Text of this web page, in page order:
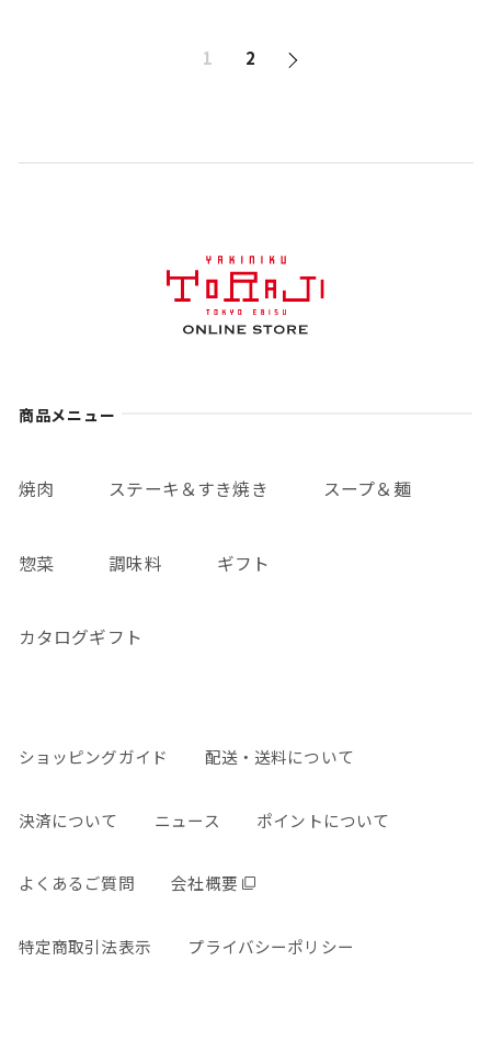
1 2
商品メニュー
焼肉 ステーキ＆すき焼き スープ＆麺
惣菜 調味料 ギフト
カタログギフト
ショッピングガイド 配送・送料について
決済について ニュース ポイントについて
よくあるご質問 会社概要
特定商取引法表示 プライバシーポリシー